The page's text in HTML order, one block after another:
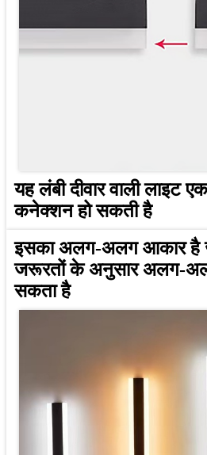
यह लंबी दीवार वाली लाइट
कनेक्शन हो सकती है
इसका अलग-अलग आकार है
जरूरतों के अनुसार अलग-
सकता है